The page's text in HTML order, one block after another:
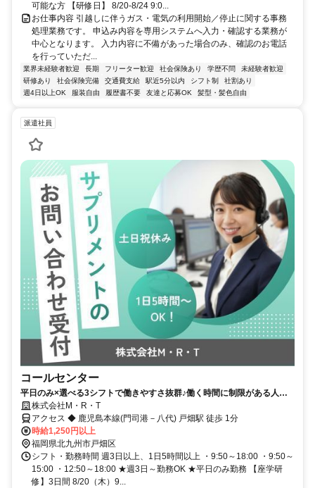
可能な方 【研修日】 8/20-8/24 9:0...
お仕事内容 引越しに伴うガス・電気の利用開始／停止に関する事務
処理業務です。 申込み内容を専用システムへ入力・確認する業務が
中心となります。 入力内容に不備があった場合のみ、確認のお電話
を行っていただ...
業界未経験者歓迎 長期 フリーター歓迎 社会保険あり 学歴不問
未経験者歓迎
研修あり
社会保険完備 交通費支給 駅近5分以内 シフト制
社割あり
週4日以上OK
服装自由 履歴書不要 友達と応募OK 髪型・髪色自由
派遣社員
コールセンター
平日のみ×選べる3シフトで働きやすさ抜群♪働く時間に制限がある人に
もおすすめのお仕事です！
株式会社M・R・T
アクセス ◆ 鹿児島本線(門司港－八代) 戸畑駅 徒歩 1分
時給1,250円以上
福岡県北九州市戸畑区
シフト・勤務時間 週3日以上、1日5時間以上 ・9:50～18:00 ・9:50～
15:00 ・12:50～18:00 ★週3日～勤務OK ★平日のみ勤務 【座学研
修】3日間 8/20（木）9...